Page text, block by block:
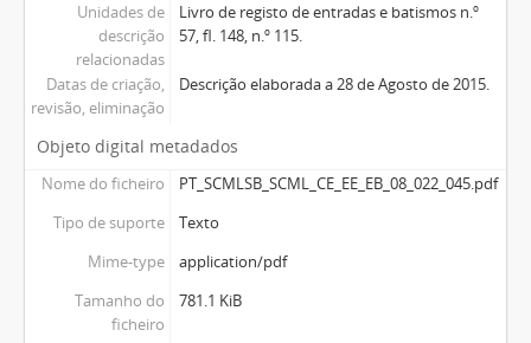
Unidades de
descrição
relacionadas
Livro de registo de entradas e batismos n.º
57, fl. 148, n.º 115.
Datas de criação,
revisão, eliminação
Descrição elaborada a 28 de Agosto de 2015.
Objeto digital metadados
Nome do ficheiro
PT_SCMLSB_SCML_CE_EE_EB_08_022_045.pdf
Tipo de suporte
Texto
Mime-type
application/pdf
Tamanho do
ficheiro
781.1 KiB